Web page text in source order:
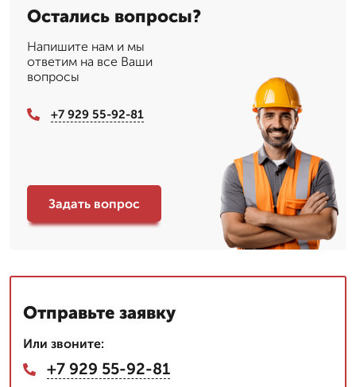
Остались вопросы?
Напишите нам и мы
ответим на все Ваши
вопросы
+7 929 55-92-81
Задать вопрос
Отправьте заявку
Или звоните:
+7 929 55-92-81